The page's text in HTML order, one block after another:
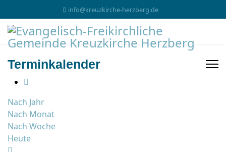
info@kreuzkirche-herzberg.de
Terminkalender
Nach Jahr
Nach Monat
Nach Woche
Heute